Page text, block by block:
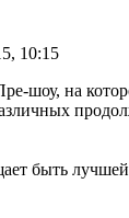
10:15
шоу, на
быть